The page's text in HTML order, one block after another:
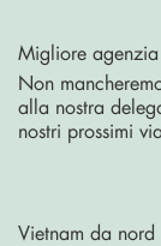
Migliore
Non
alla nostra
nostri prossimi
Vietnam da